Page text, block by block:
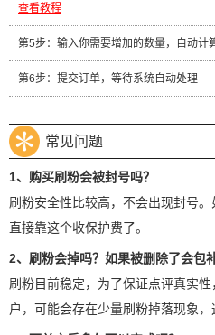
查看教程
第5步：输入你需要增加的数量，自动计
第6步：提交订单，等待系统自动处理
常见问题
1、购买刷粉会被封号吗？
刷粉安全性比较高，不会出现封号
直接靠这个收保护费了。
2、刷粉会掉吗？如果被删除了会包
刷粉目前稳定，为了保证点评真实
户，可能会存在少量刷粉掉落现象，